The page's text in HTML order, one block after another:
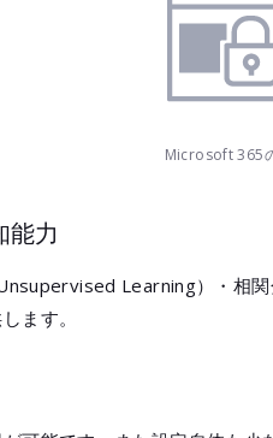
Microsoft 365
能力
Learning）・相
ます。